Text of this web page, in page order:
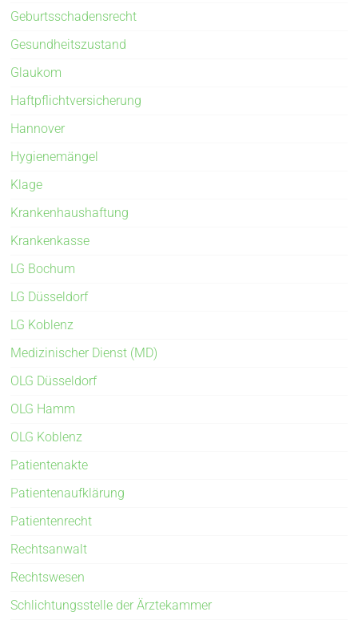
Geburtsschadensrecht
Gesundheitszustand
Glaukom
Haftpflichtversicherung
Hannover
Hygienemängel
Klage
Krankenhaushaftung
Krankenkasse
LG Bochum
LG Düsseldorf
LG Koblenz
Medizinischer Dienst (MD)
OLG Düsseldorf
OLG Hamm
OLG Koblenz
Patientenakte
Patientenaufklärung
Patientenrecht
Rechtsanwalt
Rechtswesen
Schlichtungsstelle der Ärztekammer